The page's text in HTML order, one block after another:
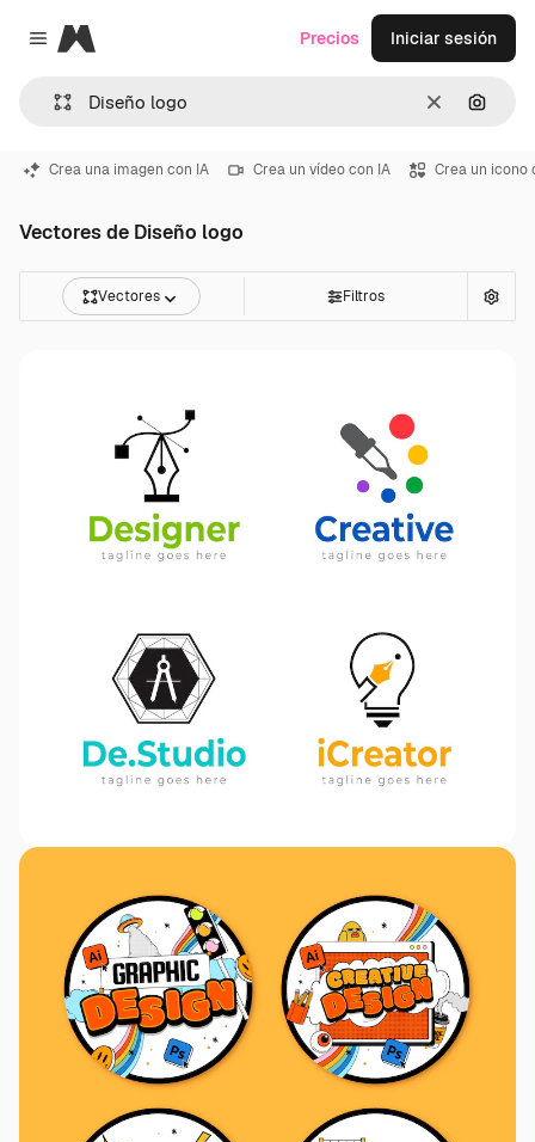
Close menu
Magnific
Borrar
Precios Iniciar sesión
Crea una imagen con IA Crea un vídeo con IA Crea un icono
Vectores de Diseño logo
Vectores Filtros